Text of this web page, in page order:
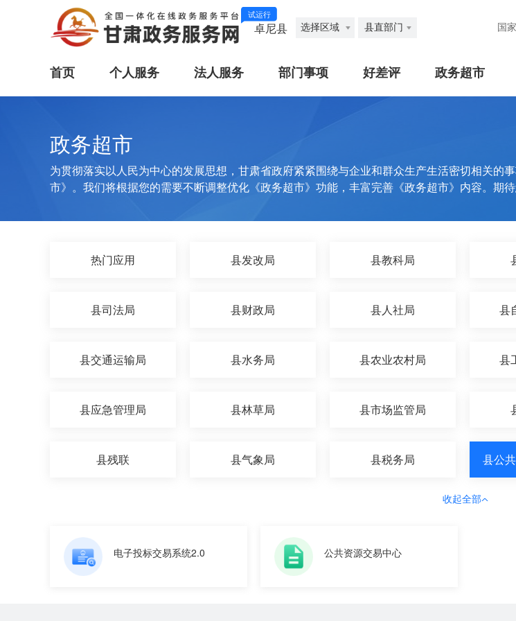
试运行
卓尼县 选择区域 县直部门 国
首页 个人服务 法人服务 部门事项 好差评 政务超市
政务超市
为贯彻落实以人民为中心的发展思想，甘肃省政府紧紧围绕与企业和群众生产生活密切相关
市》。我们将根据您的需要不断调整优化《政务超市》功能，丰富完善《政务超市》内容。期
热门应用 县发改局 县教科局
县司法局 县财政局 县人社局 县
县交通运输局 县水务局 县农业农村局 县
县应急管理局 县林草局 县市场监管局
县残联 县气象局 县税务局 县公
收起全部
电子投标交易系统2.0 公共资源交易中心